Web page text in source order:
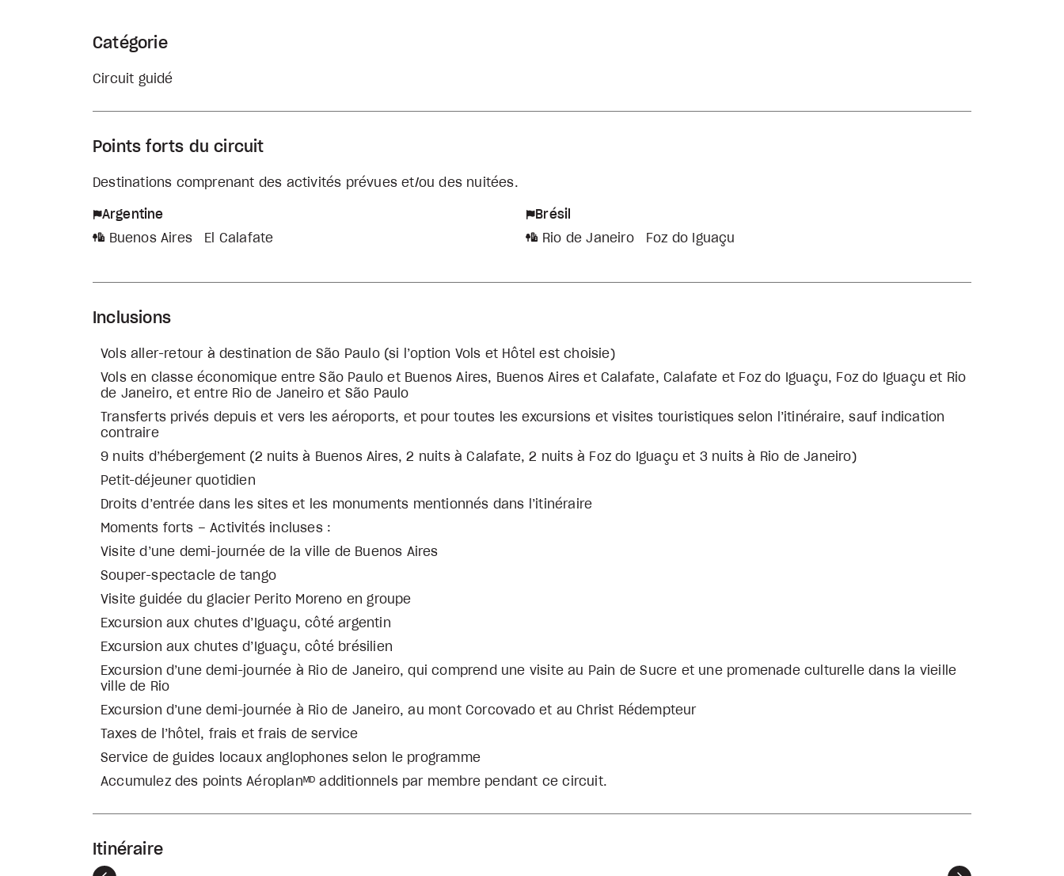
Catégorie
Circuit guidé
Points forts du circuit
Destinations comprenant des activités prévues et/ou des nuitées.
Argentine
Buenos Aires
El Calafate
Brésil
Rio de Janeiro
Foz do Iguaçu
Inclusions
Vols aller-retour à destination de São Paulo (si l’option Vols et Hôtel est choisie)
Vols en classe économique entre São Paulo et Buenos Aires, Buenos Aires et Calafate, Calafate et Foz do Iguaçu, Foz do Iguaçu et Rio
de Janeiro, et entre Rio de Janeiro et São Paulo
Transferts privés depuis et vers les aéroports, et pour toutes les excursions et visites touristiques selon l’itinéraire, sauf indication
contraire
9 nuits d’hébergement (2 nuits à Buenos Aires, 2 nuits à Calafate, 2 nuits à Foz do Iguaçu et 3 nuits à Rio de Janeiro)
Petit-déjeuner quotidien
Droits d’entrée dans les sites et les monuments mentionnés dans l’itinéraire
Moments forts – Activités incluses :
Visite d’une demi-journée de la ville de Buenos Aires
Souper-spectacle de tango
Visite guidée du glacier Perito Moreno en groupe
Excursion aux chutes d’Iguaçu, côté argentin
Excursion aux chutes d’Iguaçu, côté brésilien
Excursion d’une demi-journée à Rio de Janeiro, qui comprend une visite au Pain de Sucre et une promenade culturelle dans la vieille
ville de Rio
Excursion d’une demi-journée à Rio de Janeiro, au mont Corcovado et au Christ Rédempteur
Taxes de l’hôtel, frais et frais de service
Service de guides locaux anglophones selon le programme
Accumulez des points Aéroplanᴹᴰ additionnels par membre pendant ce circuit.
Itinéraire